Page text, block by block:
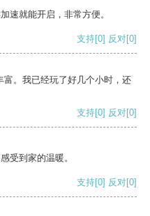
速就能开启，非常方便。
支持[0] 反对[0]
。我已经玩了好几个小时，还
支持[0] 反对[0]
受到家的温暖。
支持[0] 反对[0]